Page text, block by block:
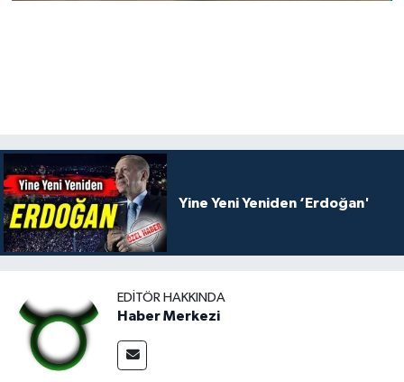
Yine Yeni Yeniden ‘Erdoğan'
EDITÖR HAKKINDA
Haber Merkezi